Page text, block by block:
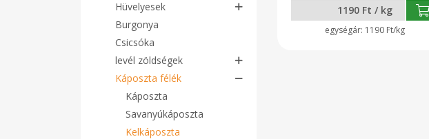
Hüvelyesek
Burgonya
Csicsóka
levél zöldségek
Káposzta félék
Káposzta
Savanyúkáposzta
Kelkáposzta
1190 Ft / kg
1190 Ft/kg